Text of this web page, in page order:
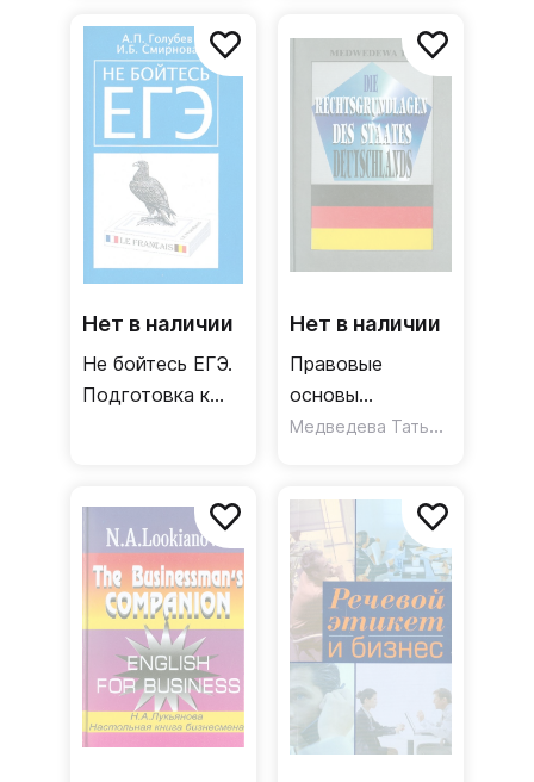
Учебное пособие
по английскому
языку
Нет в наличии
Не бойтесь ЕГЭ.
Подготовка к
Учебное пособие
по французскому
языку
Нет в наличии
Правовые
основы
германского
Медведева Татьяна Павловна